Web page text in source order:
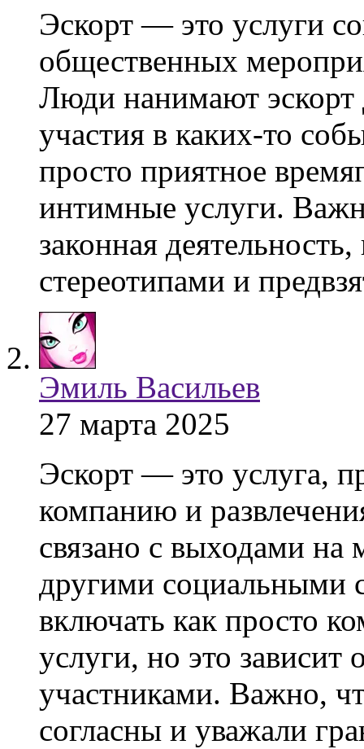
Эскорт — это услуги
общественных
Люди нанимают
участия в каких-то
просто приятное
интимные услуги.
законная
стереотипами и
Эмиль Васильев
27 марта 2025
Эскорт — это услуга,
компанию и
связано с выходами
другими социальными
включать как просто
услуги, но это
участниками. Важно,
согласны и уважали